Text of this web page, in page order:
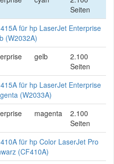
Seiten
für hp LaserJet Enterprise
(W2032A)
gelb
2.100
Seiten
für hp LaserJet Enterprise
(W2033A)
magenta
2.100
Seiten
für hp Color LaserJet Pro
(CF410A)